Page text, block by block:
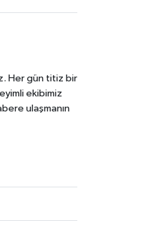
Her gün titiz bir
ekibimiz
ulaşmanın